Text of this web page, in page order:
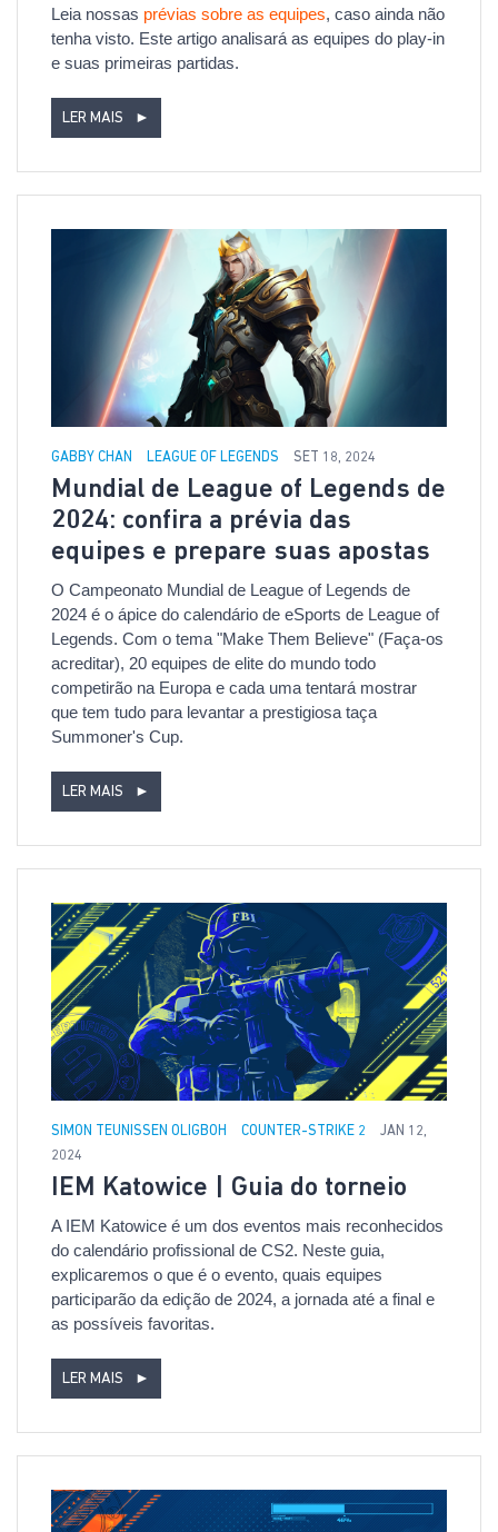
Leia nossas prévias sobre as equipes, caso ainda não
tenha visto. Este artigo analisará as equipes do play-in
e suas primeiras partidas.
LER MAIS ►
GABBY CHAN LEAGUE OF LEGENDS SET 18, 2024
Mundial de League of Legends de
2024: confira a prévia das
equipes e prepare suas apostas
O Campeonato Mundial de League of Legends de
2024 é o ápice do calendário de eSports de League of
Legends. Com o tema "Make Them Believe" (Faça-os
acreditar), 20 equipes de elite do mundo todo
competirão na Europa e cada uma tentará mostrar
que tem tudo para levantar a prestigiosa taça
Summoner's Cup.
LER MAIS ►
SIMON TEUNISSEN OLIGBOH COUNTER-STRIKE 2
JAN 12,
2024
IEM Katowice | Guia do torneio
A IEM Katowice é um dos eventos mais reconhecidos
do calendário profissional de CS2. Neste guia,
explicaremos o que é o evento, quais equipes
participarão da edição de 2024, a jornada até a final e
as possíveis favoritas.
LER MAIS ►